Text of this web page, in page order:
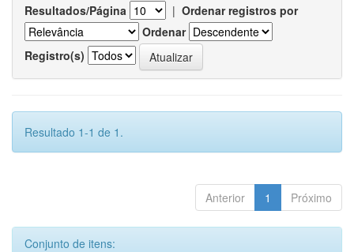
Resultados/Página | Ordenar registros por
Ordenar
Registro(s)
Resultado 1-1 de 1.
Anterior 1 Próximo
Conjunto de itens: